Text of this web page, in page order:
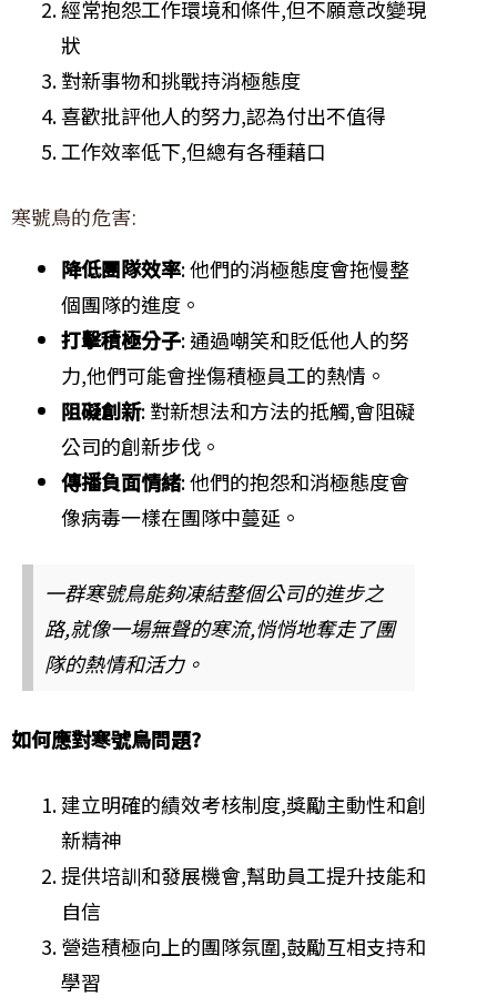
經常抱怨工作環境和條件,但不願意改變現
狀
對新事物和挑戰持消極態度
喜歡批評他人的努力,認為付出不值得
工作效率低下,但總有各種藉口
寒號鳥的危害:
降低團隊效率: 他們的消極態度會拖慢整
個團隊的進度。
打擊積極分子: 通過嘲笑和貶低他人的努
力,他們可能會挫傷積極員工的熱情。
阻礙創新: 對新想法和方法的抵觸,會阻礙
公司的創新步伐。
傳播負面情緒: 他們的抱怨和消極態度會
像病毒一樣在團隊中蔓延。
一群寒號鳥能夠凍結整個公司的進步之
路,就像一場無聲的寒流,悄悄地奪走了團
隊的熱情和活力。
如何應對寒號鳥問題?
建立明確的績效考核制度,獎勵主動性和創
新精神
提供培訓和發展機會,幫助員工提升技能和
自信
營造積極向上的團隊氛圍,鼓勵互相支持和
學習